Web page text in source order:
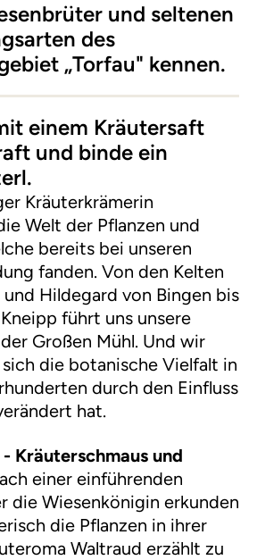
und seltenen
des
„Torfau" kennen.
einem Kräutersaft
und binde ein
Kräuterkrämerin
Welt der Pflanzen und
bereits bei unseren
fanden. Von den Kelten
und Hildegard von Bingen bis
führt uns unsere
Großen Mühl. Und wir
die botanische Vielfalt in
durch den Einfluss
hat.
Kräuterschmaus und
einer einführenden
die Wiesenkönigin erkunden
die Pflanzen in ihrer
Waltraud erzählt zu